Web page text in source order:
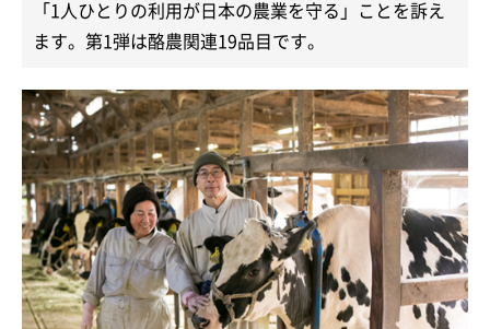
「1人ひとりの利用が日本の農業を守る」ことを訴え
ます。第1弾は酪農関連19品目です。